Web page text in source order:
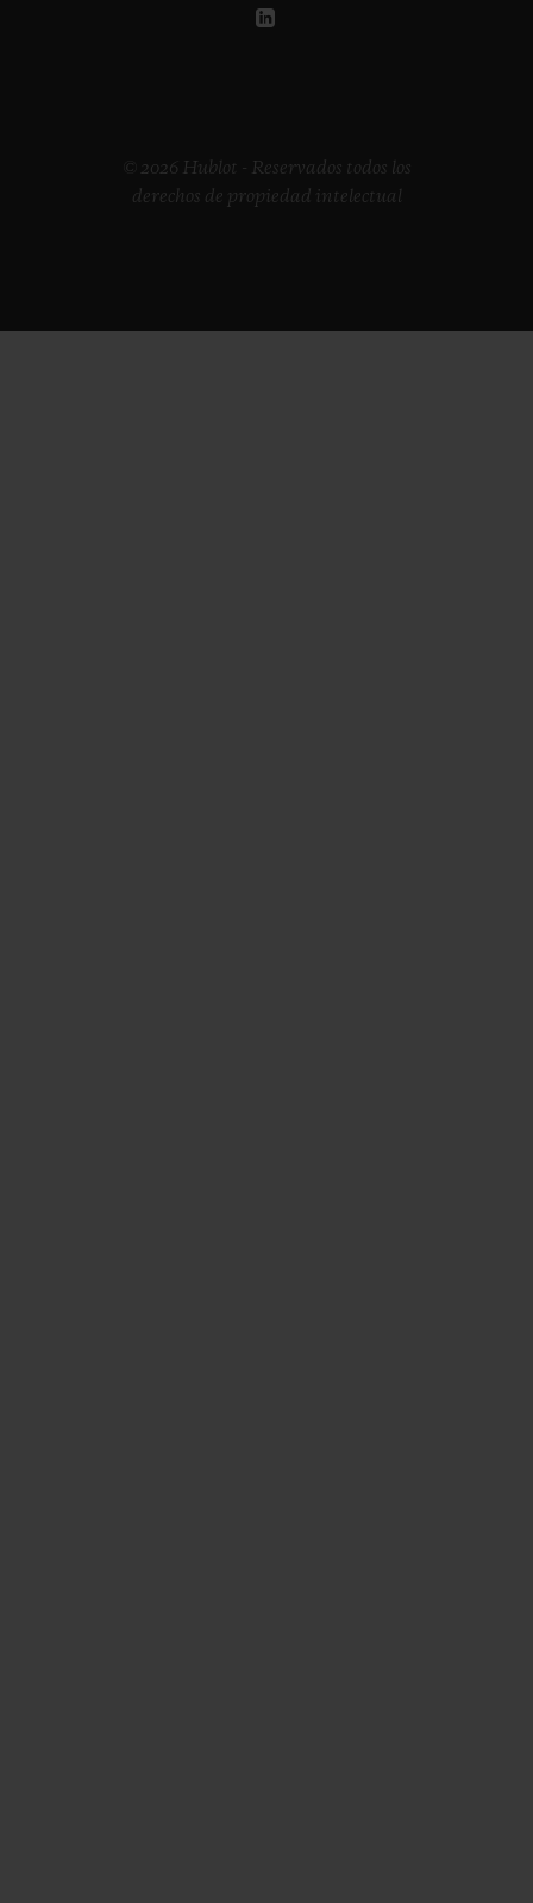
© 2026 Hublot - Reservados todos los
derechos de propiedad intelectual